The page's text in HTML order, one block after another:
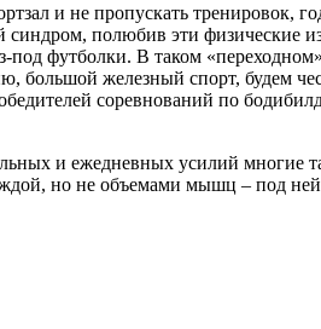
и не пропускать тренировок,
полюбив эти физические
футболки. В таком
железный спорт, будем
соревнований по
и ежедневных усилий
но не объемами мышц – под